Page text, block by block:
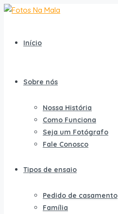
Início
Sobre nós
Nossa História
Como Funciona
Seja um Fotógrafo
Fale Conosco
Tipos de ensaio
Pedido de casamento
Família